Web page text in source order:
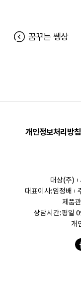
꿈꾸는 쌩상
개인정보처리방침
대상(주)
대표이사:임정배
제품
상담시간:평일
개